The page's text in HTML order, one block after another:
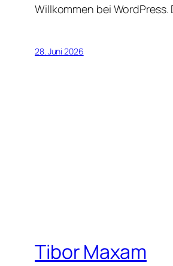
Willkommen bei
28. Juni 2026
Tibor Maxam